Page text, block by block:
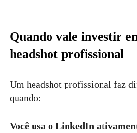
Quando vale investir
headshot profissional
Um headshot profissional faz
quando:
Você usa o LinkedIn